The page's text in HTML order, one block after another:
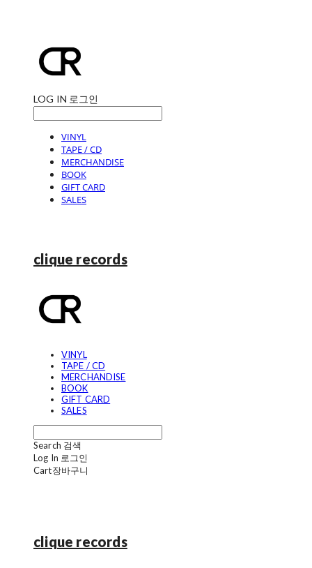
LOG IN 로그인
VINYL
TAPE / CD
MERCHANDISE
BOOK
GIFT CARD
SALES
clique records
VINYL
TAPE / CD
MERCHANDISE
BOOK
GIFT CARD
SALES
Search 검색
Log In 로그인
Cart장바구니
clique records